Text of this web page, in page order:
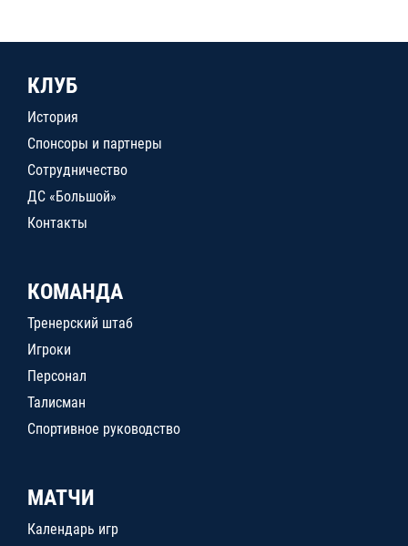
КЛУБ
История
Спонсоры и партнеры
Сотрудничество
ДС «Большой»
Контакты
КОМАНДА
Тренерский штаб
Игроки
Персонал
Талисман
Спортивное руководство
МАТЧИ
Календарь игр